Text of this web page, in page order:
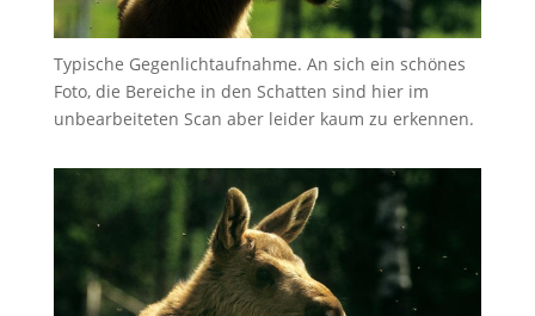
Typische Gegenlichtaufnahme. An sich ein schönes
Foto, die Bereiche in den Schatten sind hier im
unbearbeiteten Scan aber leider kaum zu erkennen.